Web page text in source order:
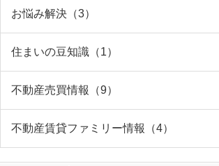
お悩み解決（3）
住まいの豆知識（1）
不動産売買情報（9）
不動産賃貸ファミリー情報（4）